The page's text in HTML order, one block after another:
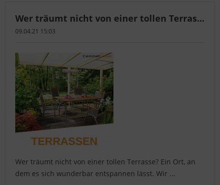
Wer träumt nicht von einer tollen Terras...
09.04.21 15:03
Wer träumt nicht von einer tollen Terrasse? Ein Ort, an
dem es sich wunderbar entspannen lässt. Wir ...